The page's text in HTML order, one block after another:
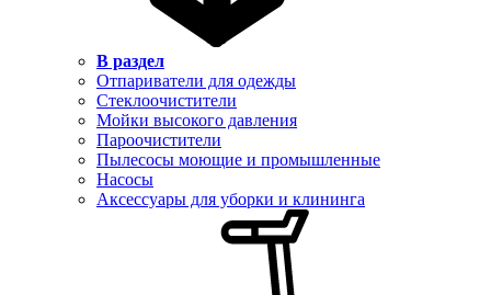
В раздел
Отпариватели для одежды
Стеклоочистители
Мойки высокого давления
Пароочистители
Пылесосы моющие и промышленные
Насосы
Аксессуары для уборки и клининга